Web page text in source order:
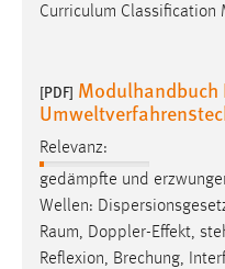
Curriculum Classification
[PDF] Modulhandbuch
Relevanz:
gedämpfte und
Wellen:
Raum, Doppler-Effekt,
Reflexion, Brechung,